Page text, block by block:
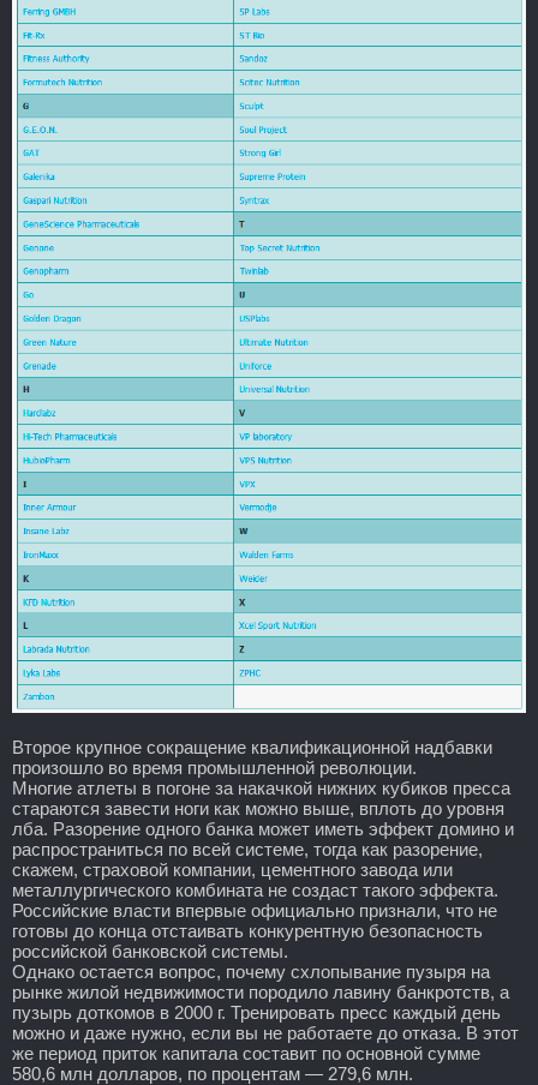
Второе крупное сокращение квалификационной надбавки
произошло во время промышленной революции.
Многие атлеты в погоне за накачкой нижних кубиков пресса
стараются завести ноги как можно выше, вплоть до уровня
лба. Разорение одного банка может иметь эффект домино и
распространиться по всей системе, тогда как разорение,
скажем, страховой компании, цементного завода или
металлургического комбината не создаст такого эффекта.
Российские власти впервые официально признали, что не
готовы до конца отстаивать конкурентную безопасность
российской банковской системы.
Однако остается вопрос, почему схлопывание пузыря на
рынке жилой недвижимости породило лавину банкротств, а
пузырь доткомов в 2000 г. Тренировать пресс каждый день
можно и даже нужно, если вы не работаете до отказа. В этот
же период приток капитала составит по основной сумме
580,6 млн долларов, по процентам — 279,6 млн.